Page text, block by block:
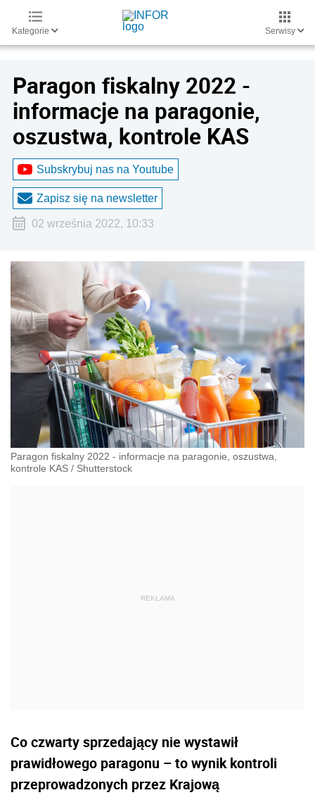
Kategorie Serwisy
Paragon fiskalny 2022 -
informacje na paragonie,
oszustwa, kontrole KAS
Subskrybuj nas na Youtube
Zapisz się na newsletter
02 września 2022, 10:33
Paragon fiskalny 2022 - informacje na paragonie, oszustwa,
kontrole KAS / Shutterstock
Co czwarty sprzedający nie wystawił
prawidłowego paragonu – to wynik kontroli
przeprowadzonych przez Krajową